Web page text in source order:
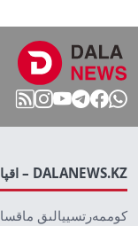
DALANEWS.KZ – اقپارات اگەنتتٸگٸ
كوممەرتسييالىق